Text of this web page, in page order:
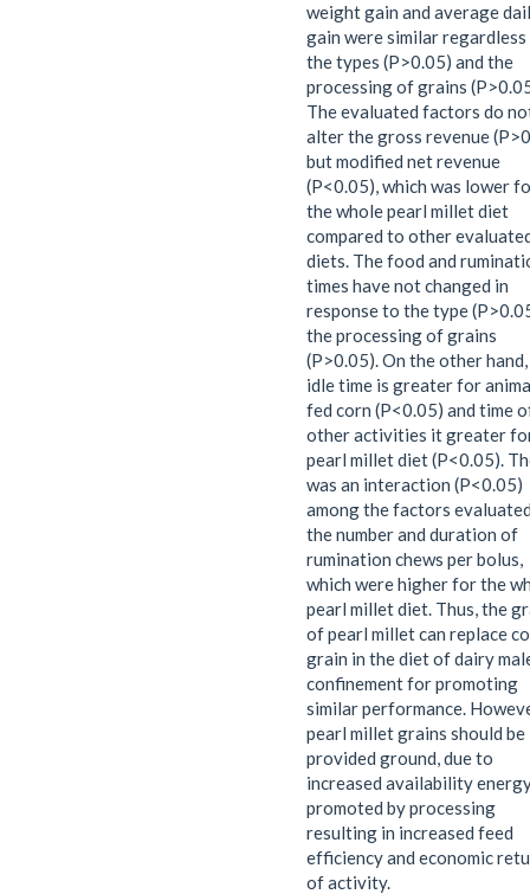
weight gain and average
gain were similar
the types (P>0.05) and the
processing of grains
The evaluated factors do
alter the gross revenue
but modified net revenue
(P<0.05), which was lower
the whole pearl millet diet
compared to other
diets. The food and
times have not changed in
response to the type
the processing of grains
(P>0.05). On the other
idle time is greater for
fed corn (P<0.05) and time
other activities it greater
pearl millet diet (P<0.05).
was an interaction (P<0.05)
among the factors
the number and duration of
rumination chews per bolus,
which were higher for the
pearl millet diet. Thus, the
of pearl millet can replace
grain in the diet of dairy
confinement for promoting
similar performance.
pearl millet grains should be
provided ground, due to
increased availability
promoted by processing
resulting in increased feed
efficiency and economic
of activity.